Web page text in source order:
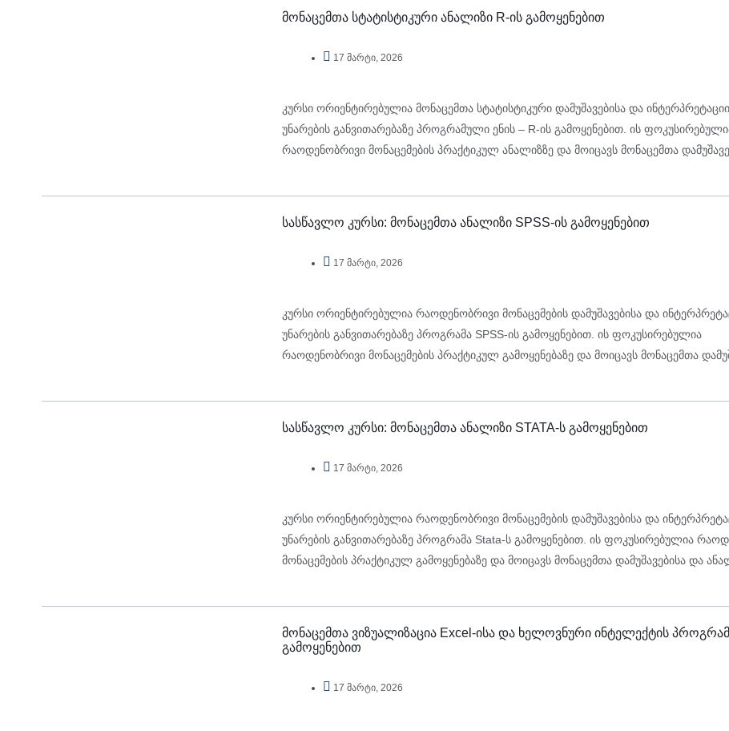
მონაცემთა სტატისტიკური ანალიზი R-ის გამოყენებით
17 მარტი, 2026
კურსი ორიენტირებულია მონაცემთა სტატისტიკური დამუშავებისა და
უნარების განვითარებაზე პროგრამული ენის – R-ის გამოყენებით. ის
რაოდენობრივი მონაცემების პრაქტიკულ ანალიზზე და მოიცავს მონაცემთა
სასწავლო კურსი: მონაცემთა ანალიზი SPSS-ის გამოყენებით
17 მარტი, 2026
კურსი ორიენტირებულია რაოდენობრივი მონაცემების დამუშავებისა და
უნარების განვითარებაზე პროგრამა SPSS-ის გამოყენებით. ის ფოკუსირებულია
რაოდენობრივი მონაცემების პრაქტიკულ გამოყენებაზე და მოიცავს მონაცემთა
სასწავლო კურსი: მონაცემთა ანალიზი STATA-ს გამოყენებით
17 მარტი, 2026
კურსი ორიენტირებულია რაოდენობრივი მონაცემების დამუშავებისა და
უნარების განვითარებაზე პროგრამა Stata-ს გამოყენებით. ის ფოკუსირებულია
მონაცემების პრაქტიკულ გამოყენებაზე და მოიცავს მონაცემთა დამუშავებისა და
მონაცემთა ვიზუალიზაცია Excel-ისა და ხელოვნური ინტელექტის
გამოყენებით
17 მარტი, 2026